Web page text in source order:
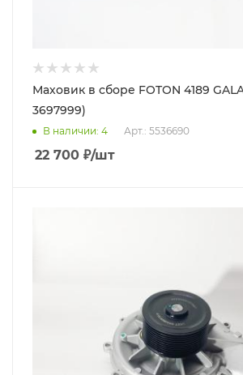
Маховик в сборе FOTON 4189
3697999)
В наличии: 4 Арт.: 5536690
22 700 ₽/шт